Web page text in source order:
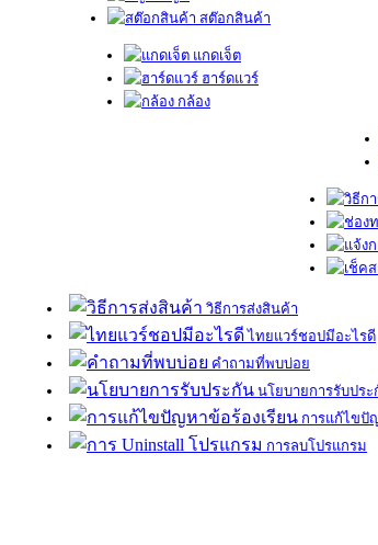
สต๊อกสินค้า
แกดเจ็ต
ฮาร์ดแวร์
กล้อง
วิธีการส่งสินค้า
ไทยแวร์ชอปมีอะไรดี
คำถามที่พบบ่อย
นโยบายการรับปร
การแก้ไขปั
การลบโปรแกรม